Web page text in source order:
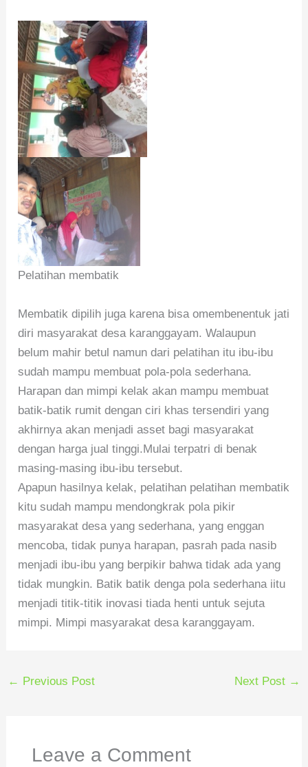
Pelatihan membatik
Membatik dipilih juga karena bisa omembenentuk jati
diri masyarakat desa karanggayam. Walaupun
belum mahir betul namun dari pelatihan itu ibu-ibu
sudah mampu membuat pola-pola sederhana.
Harapan dan mimpi kelak akan mampu membuat
batik-batik rumit dengan ciri khas tersendiri yang
akhirnya akan menjadi asset bagi masyarakat
dengan harga jual tinggi.Mulai terpatri di benak
masing-masing ibu-ibu tersebut.
Apapun hasilnya kelak, pelatihan pelatihan membatik
kitu sudah mampu mendongkrak pola pikir
masyarakat desa yang sederhana, yang enggan
mencoba, tidak punya harapan, pasrah pada nasib
menjadi ibu-ibu yang berpikir bahwa tidak ada yang
tidak mungkin. Batik batik denga pola sederhana iitu
menjadi titik-titik inovasi tiada henti untuk sejuta
mimpi. Mimpi masyarakat desa karanggayam.
← Previous Post Next Post →
Leave a Comment